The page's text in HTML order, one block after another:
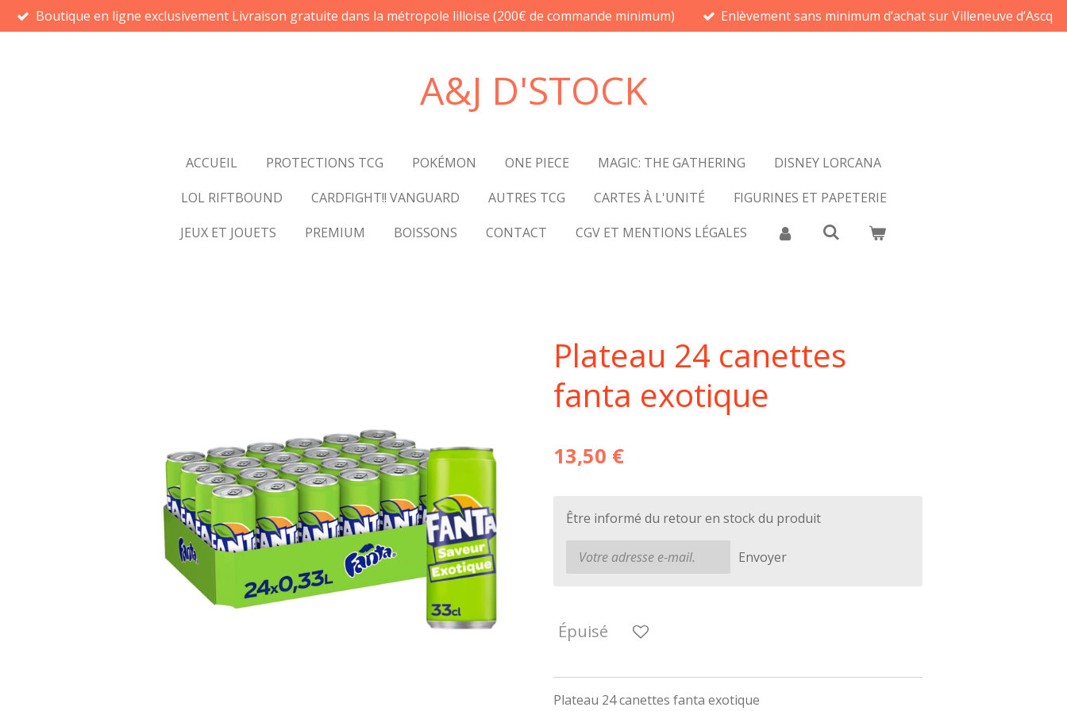
Passer
au
Boutique en ligne exclusivement Livraison gratuite dans la métropole lilloise (200€ de commande minimum) Enlèvement sans minimum d’achat sur Villeneuve d’Ascq
A&J D'STOCK
ACCUEIL PROTECTIONS TCG POKÉMON ONE PIECE MAGIC: THE GATHERING
DISNEY LORCANA
LOL RIFTBOUND
CARDFIGHT!! VANGUARD AUTRES TCG CARTES À L'UNITÉ
FIGURINES ET PAPETERIE
JEUX ET JOUETS
PREMIUM BOISSONS CONTACT CGV ET MENTIONS LÉGALES
Plateau 24 canettes
fanta exotique
13,50 €
Être informé du retour en stock du produit
Envoyer
Épuisé
Plateau 24 canettes fanta exotique